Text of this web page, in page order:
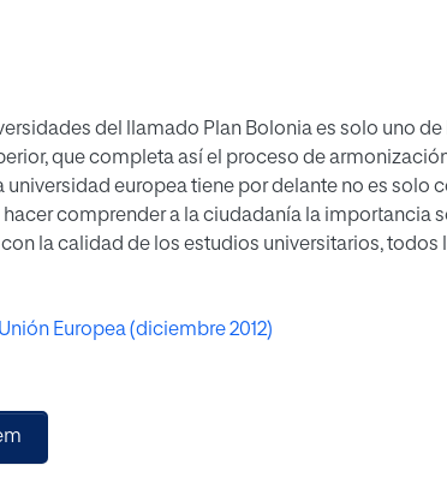
del llamado Plan Bolonia es solo uno
que completa así el proceso de
universidad europea tiene por delante no es solo
comprender a la ciudadanía la importancia
la calidad de los estudios universitarios, todos
y no centrarse tanto en los procesos.
Europea (diciembre 2012)